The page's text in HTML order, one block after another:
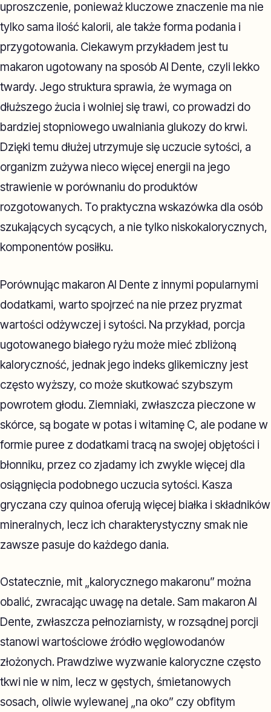
uproszczenie, ponieważ kluczowe znaczenie ma nie
tylko sama ilość kalorii, ale także forma podania i
przygotowania. Ciekawym przykładem jest tu
makaron ugotowany na sposób Al Dente, czyli lekko
twardy. Jego struktura sprawia, że wymaga on
dłuższego żucia i wolniej się trawi, co prowadzi do
bardziej stopniowego uwalniania glukozy do krwi.
Dzięki temu dłużej utrzymuje się uczucie sytości, a
organizm zużywa nieco więcej energii na jego
strawienie w porównaniu do produktów
rozgotowanych. To praktyczna wskazówka dla osób
szukających sycących, a nie tylko niskokalorycznych,
komponentów posiłku.
Porównując makaron Al Dente z innymi popularnymi
dodatkami, warto spojrzeć na nie przez pryzmat
wartości odżywczej i sytości. Na przykład, porcja
ugotowanego białego ryżu może mieć zbliżoną
kaloryczność, jednak jego indeks glikemiczny jest
często wyższy, co może skutkować szybszym
powrotem głodu. Ziemniaki, zwłaszcza pieczone w
skórce, są bogate w potas i witaminę C, ale podane w
formie puree z dodatkami tracą na swojej objętości i
błonniku, przez co zjadamy ich zwykle więcej dla
osiągnięcia podobnego uczucia sytości. Kasza
gryczana czy quinoa oferują więcej białka i składników
mineralnych, lecz ich charakterystyczny smak nie
zawsze pasuje do każdego dania.
Ostatecznie, mit „kalorycznego makaronu” można
obalić, zwracając uwagę na detale. Sam makaron Al
Dente, zwłaszcza pełnoziarnisty, w rozsądnej porcji
stanowi wartościowe źródło węglowodanów
złożonych. Prawdziwe wyzwanie kaloryczne często
tkwi nie w nim, lecz w gęstych, śmietanowych
sosach, oliwie wylewanej „na oko” czy obfitym